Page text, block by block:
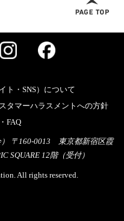
ト・SNS）について
タマーハラスメントへの方針
FAQ
） 〒160-0013 東京都新宿区霞
SQUARE 12階（受付）
All rights reserved.